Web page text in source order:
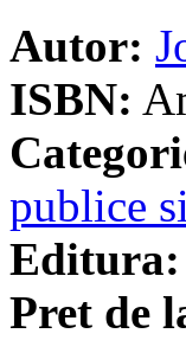
Autor:
ISBN:
publice
Editura:
Pret de